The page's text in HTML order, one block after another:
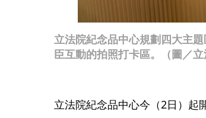
立法院紀念品中心規劃四大主
臣互動的拍照打卡區。（圖／立
立法院紀念品中心今（2日）起